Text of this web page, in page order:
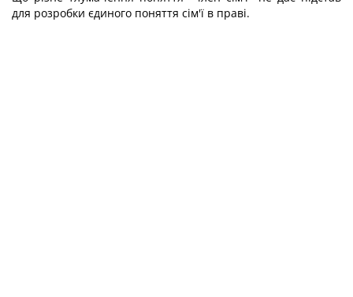
для розробки єдиного поняття сім'ї в праві.